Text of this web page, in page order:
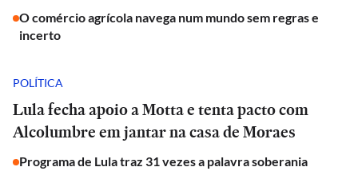
O comércio agrícola navega num mundo sem regras e
incerto
POLÍTICA
Lula fecha apoio a Motta e tenta pacto com
Alcolumbre em jantar na casa de Moraes
Programa de Lula traz 31 vezes a palavra soberania